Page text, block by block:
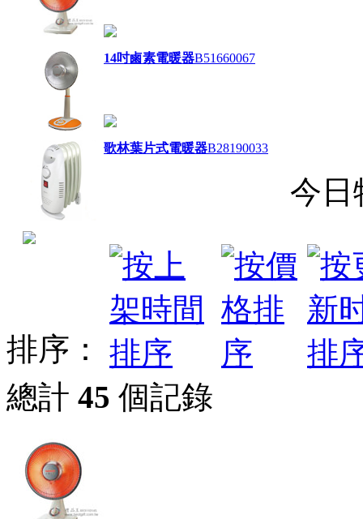
14吋鹵素電暖器B51660067
歌林葉片式電暖器B28190033
今日
排序：
總計 45 個記錄